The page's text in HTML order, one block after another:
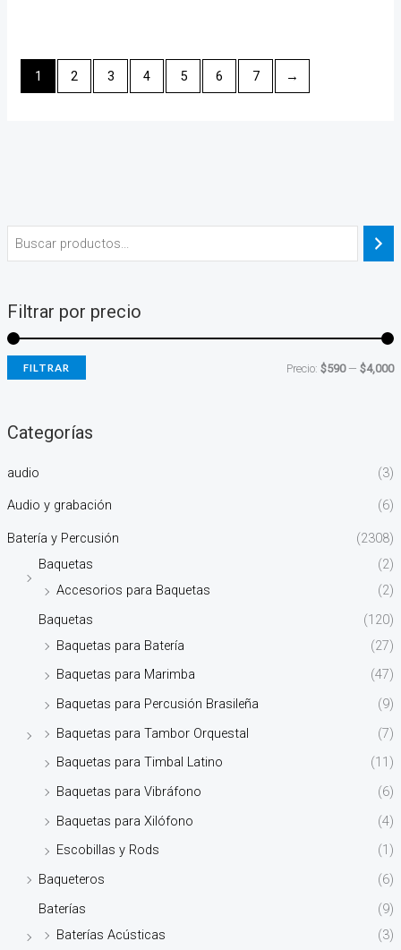
Filtrar por precio
FILTRAR Precio:$590—$4,000
Categorías
audio (3)
Audio y grabación (6)
Batería y Percusión
(2308)
Baquetas
(2)
Accesorios para Baquetas
(2)
Baquetas
(120)
Baquetas para Batería
(27)
Baquetas para Marimba
(47)
Baquetas para Percusión Brasileña
(9)
Baquetas para Tambor Orquestal
(7)
Baquetas para Timbal Latino
(11)
Baquetas para Vibráfono
(6)
Baquetas para Xilófono
(4)
Escobillas y Rods
(1)
Baqueteros
(6)
Baterías
(9)
Baterías Acústicas
(3)
1 2 3 4 5 6 7 →